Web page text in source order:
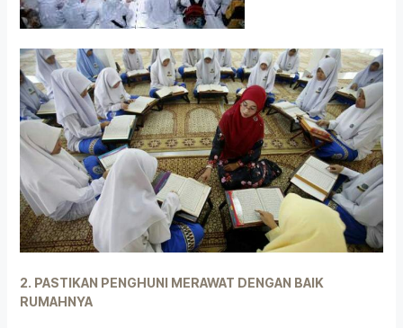
2. PASTIKAN PENGHUNI MERAWAT DENGAN BAIK
RUMAHNYA